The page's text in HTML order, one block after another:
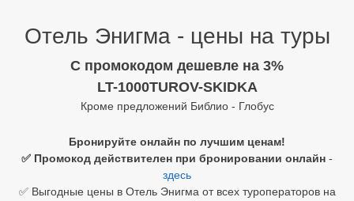
Отель Энигма - цены на туры
C промокодом дешевле на 3%
LT-1000TUROV-SKIDKA
Кроме предложений Библио - Глобус
Бронируйте онлайн по лучшим ценам!
✅ Промокод действителен при бронировании онлайн -
здесь
✅ Выгодные цены в Отель Энигма от всех туроператоров на
Помощь
Подборки отелей